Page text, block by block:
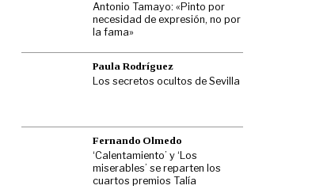
Antonio Tamayo: «Pinto por
necesidad de expresión, no por
la fama»
Paula Rodríguez
Los secretos ocultos de Sevilla
Fernando Olmedo
‘Calentamiento’ y ‘Los
miserables’ se reparten los
cuartos premios Talía